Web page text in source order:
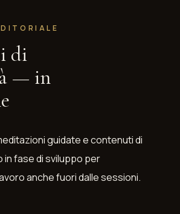
di
— in
guidate e contenuti di
fase di sviluppo per
anche fuori dalle sessioni.